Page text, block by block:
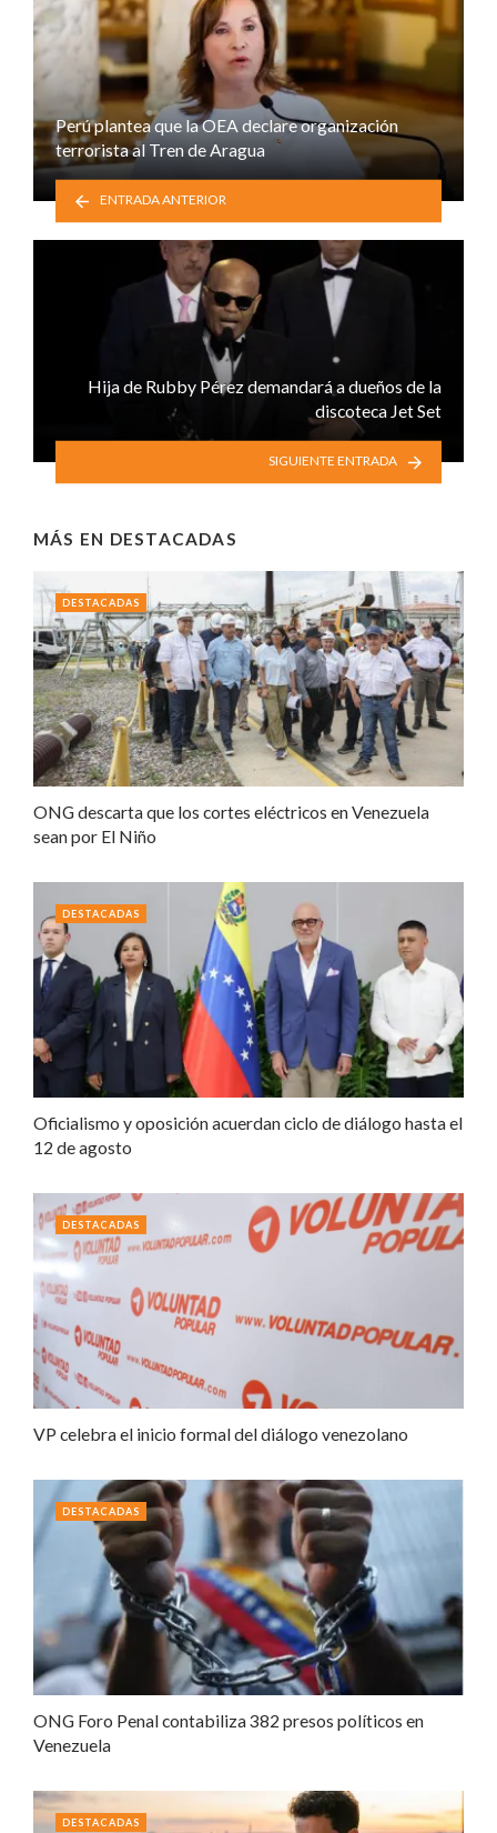
Perú plantea que la OEA declare organización
terrorista al Tren de Aragua
ENTRADA ANTERIOR
Hija de Rubby Pérez demandará a dueños de la
discoteca Jet Set
SIGUIENTE ENTRADA
MÁS EN DESTACADAS
ONG descarta que los cortes eléctricos en Venezuela
sean por El Niño
DESTACADAS
Oficialismo y oposición acuerdan ciclo de diálogo hasta el
12 de agosto
DESTACADAS
VP celebra el inicio formal del diálogo venezolano
DESTACADAS
ONG Foro Penal contabiliza 382 presos políticos en
Venezuela
DESTACADAS
DESTACADAS